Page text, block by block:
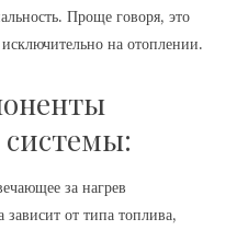
Проще говоря, это
исключительно на отоплении.
за нагрев
зависит от типа топлива,